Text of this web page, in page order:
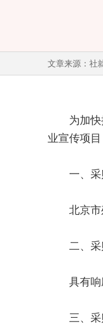
文章来源：
为加快推
业宣传项
一、采
北京市
二、采
具有响应
三、采